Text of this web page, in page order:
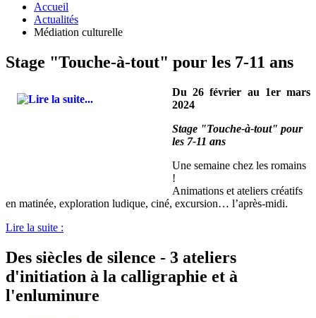
Accueil
Actualités
Médiation culturelle
Stage "Touche-à-tout" pour les 7-11 ans
Du 26 février au 1er mars
2024
Stage "Touche-à-tout" pour
les 7-11 ans
Une semaine chez les romains
!
Animations et ateliers créatifs
en matinée, exploration ludique, ciné, excursion… l’après-midi.
Lire la suite :
Des siècles de silence - 3 ateliers
d'initiation à la calligraphie et à
l'enluminure